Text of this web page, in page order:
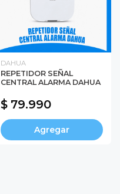
DAHUA
REPETIDOR SEÑAL
CENTRAL ALARMA DAHUA
$ 79.990
Agregar